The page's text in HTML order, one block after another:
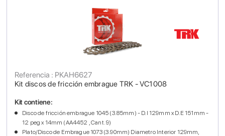
Kit discos de fricción embrague TRK - VC1008
Referencia : PKAH6627
Kit contiene:
Disco de fricción embrague 1045 (3.85mm) - D.I 129mm x D.E 151mm -
12 peg x 14mm (AA4452 , Cant. 9)
Plato/Disco de Embrague 1073 (3.90mm) Diametro Interior 129mm,